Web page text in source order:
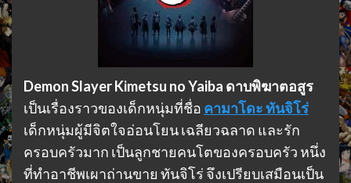
Demon Slayer Kimetsu no Yaiba ดาบพิฆาตอสูร
เป็นเรื่องราวของเด็กหนุ่มที่ชื่อ คามาโดะ ทันจิโร่
เด็กหนุ่มผู้มีจิตใจอ่อนโยน เฉลียวฉลาด และรัก
ครอบครัวมาก เป็นลูกชายคนโตของครอบครัว หนึ่ง
ที่ทำอาชีพเผาถ่านขาย ทันจิโร่ จึงเปรียบเสมือนเป็น